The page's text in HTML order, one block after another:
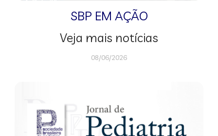
SBP EM AÇÃO
Veja mais notícias
08/06/2026